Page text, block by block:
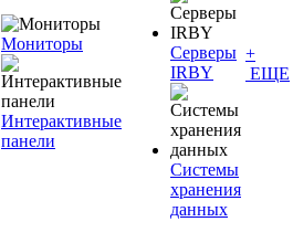
Мониторы
Интерактивные
панели
Серверы
IRBY
Системы
хранения
данных
+
ЕЩЕ